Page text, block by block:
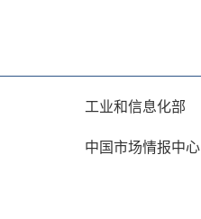
工业和信息化部
中国市场情报中心